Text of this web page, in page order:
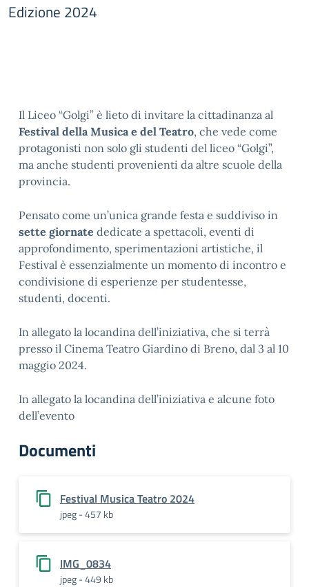
Edizione 2024
Il Liceo “Golgi” è lieto di invitare la cittadinanza al
Festival della Musica e del Teatro, che vede come
protagonisti non solo gli studenti del liceo “Golgi”,
ma anche studenti provenienti da altre scuole della
provincia.
Pensato come un’unica grande festa e suddiviso in
sette giornate dedicate a spettacoli, eventi di
approfondimento, sperimentazioni artistiche, il
Festival è essenzialmente un momento di incontro e
condivisione di esperienze per studentesse,
studenti, docenti.
In allegato la locandina dell’iniziativa, che si terrà
presso il Cinema Teatro Giardino di Breno, dal 3 al 10
maggio 2024.
In allegato la locandina dell’iniziativa e alcune foto
dell’evento
Documenti
Festival Musica Teatro 2024
jpeg - 457 kb
IMG_0834
jpeg - 449 kb